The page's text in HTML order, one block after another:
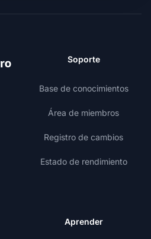
Soporte
Base de conocimientos
Área de miembros
Registro de cambios
Estado de rendimiento
Aprender